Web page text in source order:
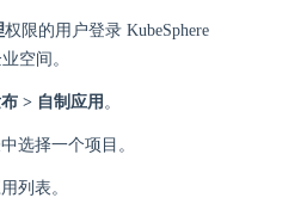
权限的用户登录 KubeSphere
空间。
> 自制应用 。
选择一个项目。
列表。